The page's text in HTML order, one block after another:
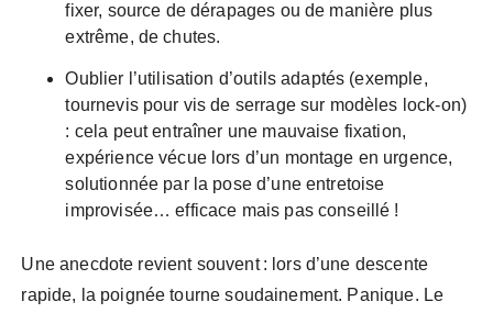
fixer, source de dérapages ou de manière plus
extrême, de chutes.
Oublier l’utilisation d’outils adaptés (exemple,
tournevis pour vis de serrage sur modèles lock-on)
: cela peut entraîner une mauvaise fixation,
expérience vécue lors d’un montage en urgence,
solutionnée par la pose d’une entretoise
improvisée… efficace mais pas conseillé !
Une anecdote revient souvent : lors d’une descente
rapide, la poignée tourne soudainement. Panique. Le